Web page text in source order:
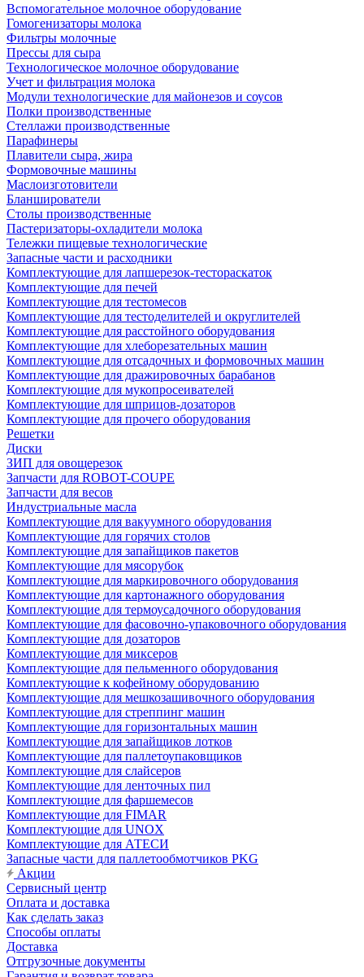
Вспомогательное молочное оборудование
Гомогенизаторы молока
Фильтры молочные
Прессы для сыра
Технологическое молочное оборудование
Учет и фильтрация молока
Модули технологические для майонезов и соусов
Полки производственные
Стеллажи производственные
Парафинеры
Плавители сыра, жира
Формовочные машины
Маслоизготовители
Бланширователи
Столы производственные
Пастеризаторы-охладители молока
Тележки пищевые технологические
Запасные части и расходники
Комплектующие для лапшерезок-тестораскаток
Комплектующие для печей
Комплектующие для тестомесов
Комплектующие для тестоделителей и округлителей
Комплектующие для расстойного оборудования
Комплектующие для хлеборезательных машин
Комплектующие для отсадочных и формовочных машин
Комплектующие для дражировочных барабанов
Комплектующие для мукопросеивателей
Комплектующие для шприцов-дозаторов
Комплектующие для прочего оборудования
Решетки
Диски
ЗИП для овощерезок
Запчасти для ROBOT-COUPE
Запчасти для весов
Индустриальные масла
Комплектующие для вакуумного оборудования
Комплектующие для горячих столов
Комплектующие для запайщиков пакетов
Комплектующие для мясорубок
Комплектующие для маркировочного оборудования
Комплектующие для картонажного оборудования
Комплектующие для термоусадочного оборудования
Комплектующие для фасовочно-упаковочного оборудования
Комплектующие для дозаторов
Комплектующие для миксеров
Комплектующие для пельменного оборудования
Комплектующие к кофейному оборудованию
Комплектующие для мешкозашивочного оборудования
Комплектующие для стреппинг машин
Комплектующие для горизонтальных машин
Комплектующие для запайщиков лотков
Комплектующие для паллетоупаковщиков
Комплектующие для слайсеров
Комплектующие для ленточных пил
Комплектующие для фаршемесов
Комплектующие для FIMAR
Комплектующие для UNOX
Комплектующие для АТЕСИ
Запасные части для паллетообмотчиков PKG
Акции
Сервисный центр
Оплата и доставка
Как сделать заказ
Способы оплаты
Доставка
Отгрузочные документы